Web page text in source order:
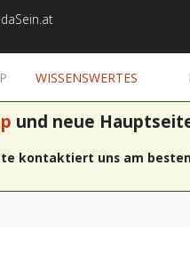
WISSENSWERTES
und neue
kontaktiert uns am besten